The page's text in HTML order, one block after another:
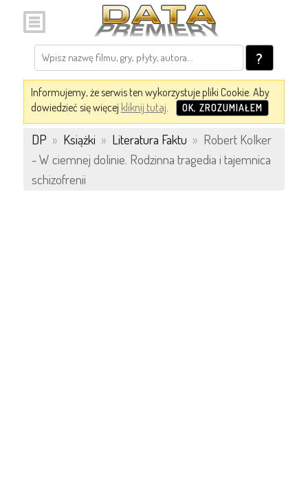
?
Informujemy, że serwis ten wykorzystuje pliki Cookie. Aby
dowiedzieć się więcej kliknij tutaj. OK, ZROZUMIAŁEM
DP » Książki » Literatura Faktu » Robert Kolker
- W ciemnej dolinie. Rodzinna tragedia i tajemnica
schizofrenii